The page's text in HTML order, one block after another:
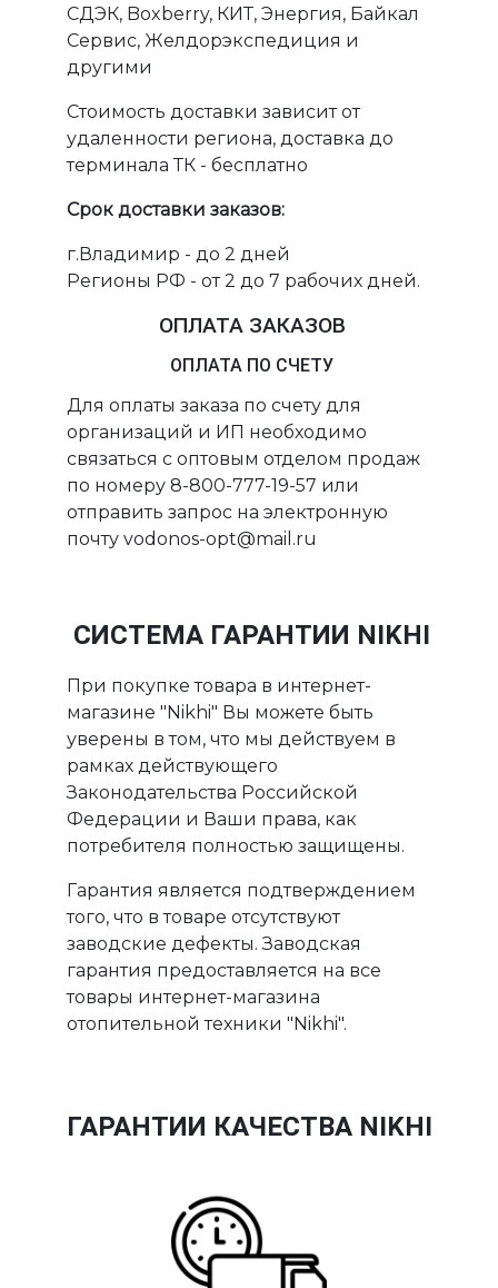
СДЭК, Boxberry, КИТ, Энергия, Байкал
Сервис, Желдорэкспедиция и
другими
Стоимость доставки зависит от
удаленности региона, доставка до
терминала ТК - бесплатно
Срок доставки заказов:
г.Владимир - до 2 дней
Регионы РФ - от 2 до 7 рабочих дней.
ОПЛАТА ЗАКАЗОВ
ОПЛАТА ПО СЧЕТУ
Для оплаты заказа по счету для
организаций и ИП необходимо
связаться с оптовым отделом продаж
по номеру 8-800-777-19-57 или
отправить запрос на электронную
почту vodonos-opt@mail.ru
СИСТЕМА ГАРАНТИИ NIKHI
При покупке товара в интернет-
магазине "Nikhi" Вы можете быть
уверены в том, что мы действуем в
рамках действующего
Законодательства Российской
Федерации и Ваши права, как
потребителя полностью защищены.
Гарантия является подтверждением
того, что в товаре отсутствуют
заводские дефекты. Заводская
гарантия предоставляется на все
товары интернет-магазина
отопительной техники "Nikhi".
ГАРАНТИИ КАЧЕСТВА NIKHI